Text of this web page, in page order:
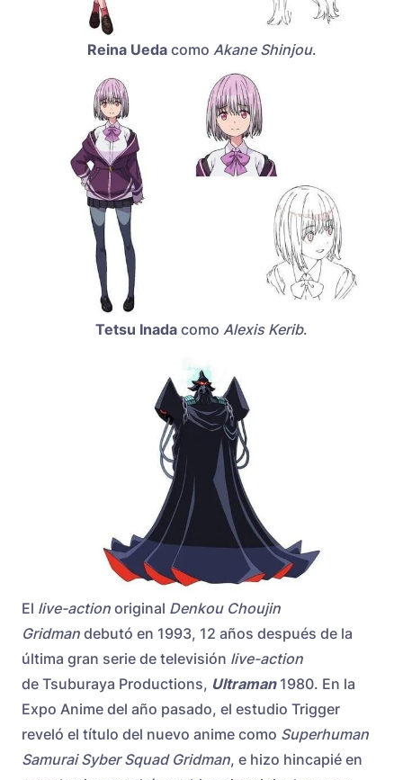
Reina Uedacomo Akane Shinjou.
Tetsu Inada como Alexis Kerib.
El live-action original Denkou Choujin
Gridman debutó en 1993, 12 años después de la
última gran serie de televisión live-action
de Tsuburaya Productions, Ultraman1980. En la
Expo Anime del año pasado, el estudio Trigger
reveló el título del nuevo anime como Superhuman
Samurai Syber Squad Gridman, e hizo hincapié en